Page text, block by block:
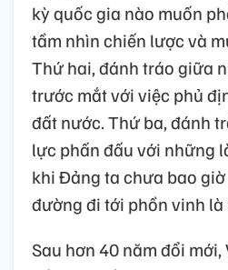
kỳ quốc gia nào muốn
tầm nhìn chiến lược và
Thứ hai, đánh tráo giữa
trước mắt với việc phủ
đất nước. Thứ ba, đánh
lực phấn đấu với những
khi Đảng ta chưa bao
đường đi tới phồn vinh là
Sau hơn 40 năm đổi